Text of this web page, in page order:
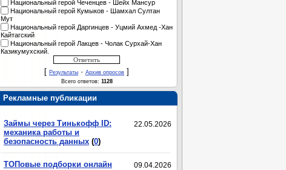
Национальный герой Чеченцев - Шейх Мансур
Национальный герой Кумыков - Шамхал Султан
Мут
Национальный герой Даргинцев - Уцмий Ахмед -Хан
Кайтагский
Национальный герой Лакцев - Чолак Сурхай-Хан
Казикумухский.
[ Результаты · Архив опросов ]
Всего ответов: 1128
Рекламные публикации
22.05.2026
Займы через Тинькофф ID:
механика работы и
безопасность данных (0)
09.04.2026
ТОПовые подборки онлайн